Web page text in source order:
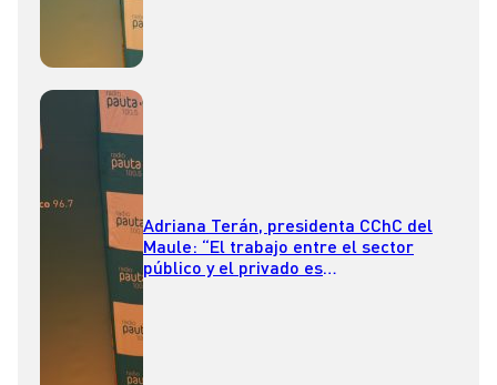
Adriana Terán, presidenta CChC del
Maule: “El trabajo entre el sector
público y el privado es